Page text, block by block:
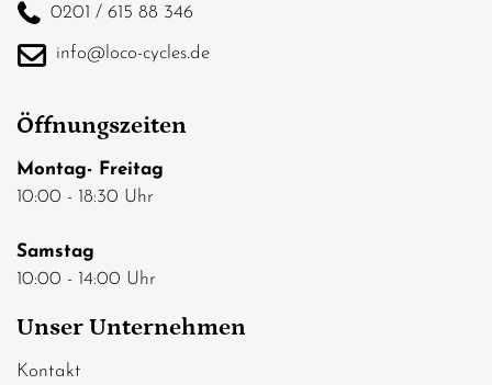
0201 / 615 88 346
info@loco-cycles.de
Öffnungszeiten
Montag- Freitag
10:00 - 18:30 Uhr
Samstag
10:00 - 14:00 Uhr
Unser Unternehmen
Kontakt